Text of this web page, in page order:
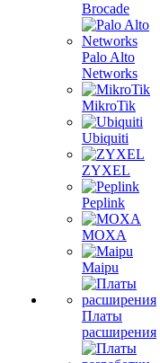
Brocade
Palo Alto
Networks
MikroTik
Ubiquiti
ZYXEL
Peplink
MOXA
Maipu
Платы
расширения